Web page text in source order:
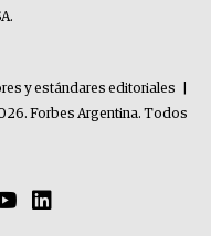
y estándares editoriales
Forbes Argentina. Todos